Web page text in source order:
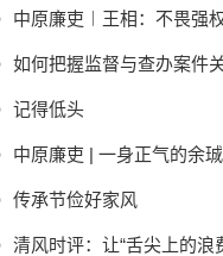
中原廉吏︱王相：不畏强
如何把握监督与查办案件
记得低头
中原廉吏 | 一身正气的余珹
传承节俭好家风
清风时评：让“舌尖上的浪